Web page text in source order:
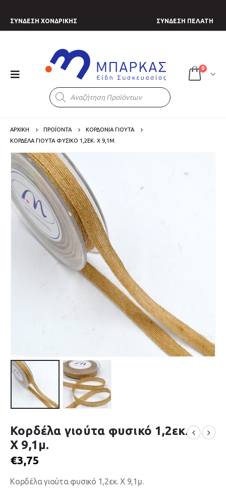
ΣΥΝΔΕΣΗ ΧΟΝΔΡΙΚΗΣ ΣΥΝΔΕΣΗ ΠΕΛΑΤΗ
Products
search
0
ΑΡΧΙΚΗ ΠΡΟΪΟΝΤΑ
ΚΟΡΔΟΝΙΑ ΓΙΟΥΤΑ
ΚΟΡΔΈΛΑ ΓΙΟΎΤΑ ΦΥΣΙΚΌ 1,2ΕΚ. Χ 9,1Μ.
Κορδέλα γιούτα φυσικό 1,2εκ.
Χ 9,1μ.
€3,75
Κορδέλα γιούτα φυσικό 1,2εκ. Χ 9,1μ.